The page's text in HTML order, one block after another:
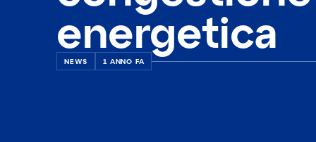
energetica
NEWS 1 ANNO FA